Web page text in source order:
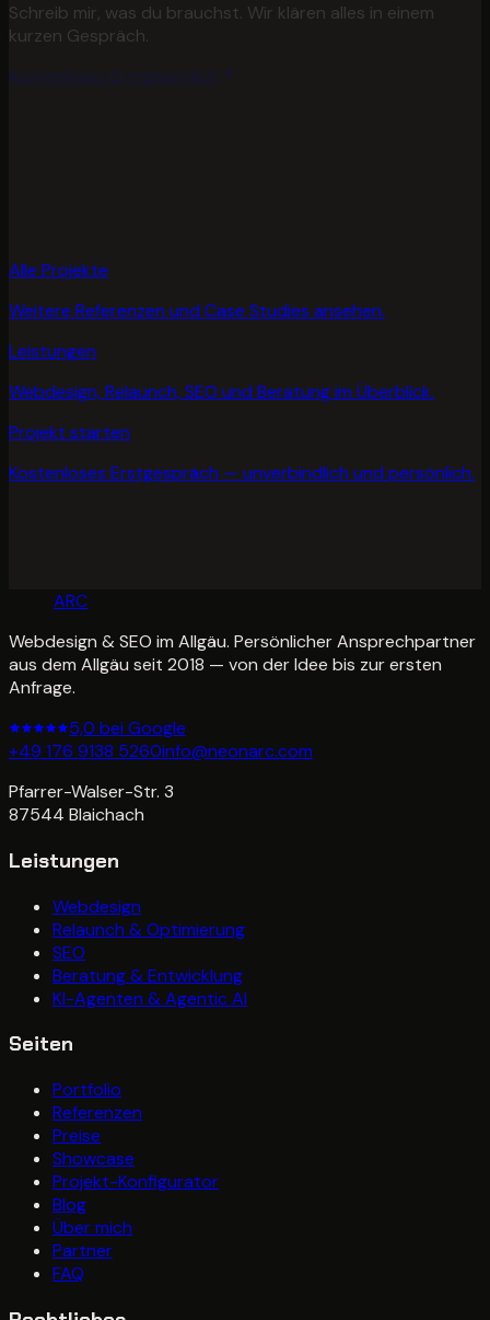
Schreib mir, was du brauchst. Wir klären alles in einem
kurzen Gespräch.
Kostenloses Erstgespräch
Alle Projekte
Weitere Referenzen und Case Studies ansehen.
Leistungen
Webdesign, Relaunch, SEO und Beratung im Überblick.
Projekt starten
Kostenloses Erstgespräch — unverbindlich und persönlich.
ARC
Webdesign & SEO im Allgäu. Persönlicher Ansprechpartner
aus dem Allgäu seit 2018 — von der Idee bis zur ersten
Anfrage.
5,0 bei Google
+49 176 9138 5260info@neonarc.com
Pfarrer-Walser-Str. 3
87544 Blaichach
Leistungen
Webdesign
Relaunch & Optimierung
SEO
Beratung & Entwicklung
KI-Agenten & Agentic AI
Seiten
Portfolio
Referenzen
Preise
Showcase
Projekt-Konfigurator
Blog
Über mich
Partner
FAQ